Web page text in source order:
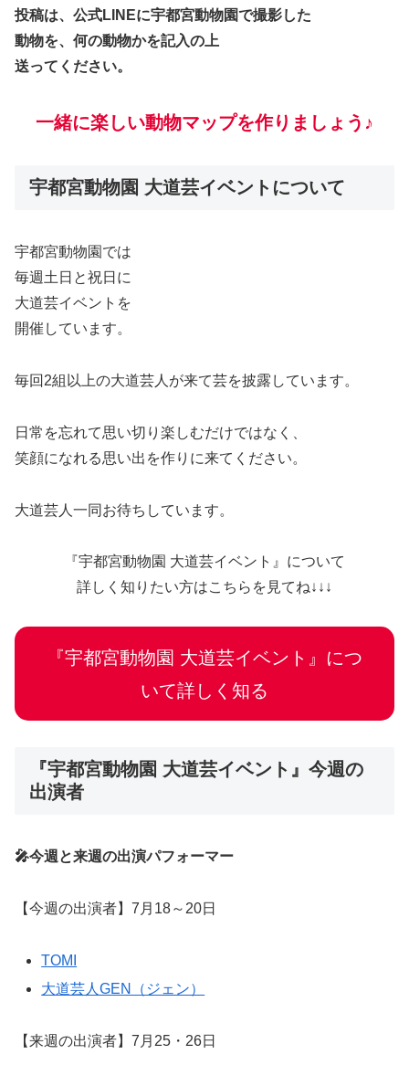
投稿は、公式LINEに宇都宮動物園で撮影した
動物を、何の動物かを記入の上
送ってください。
一緒に楽しい動物マップを作りましょう♪
宇都宮動物園 大道芸イベントについて
宇都宮動物園では
毎週土日と祝日に
大道芸イベントを
開催しています。
毎回2組以上の大道芸人が来て芸を披露しています。
日常を忘れて思い切り楽しむだけではなく、
笑顔になれる思い出を作りに来てください。
大道芸人一同お待ちしています。
『宇都宮動物園 大道芸イベント』について
詳しく知りたい方はこちらを見てね↓↓↓
『宇都宮動物園 大道芸イベント』につ
いて詳しく知る
『宇都宮動物園 大道芸イベント』今週の
出演者
🎤今週と来週の出演パフォーマー
【今週の出演者】7月18～20日
TOMI
大道芸人GEN（ジェン）
【来週の出演者】7月25・26日